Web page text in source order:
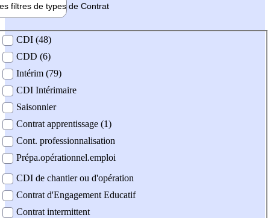
filtres de types de Contrat
contrat
CDI (48)
CDD (6)
Intérim (79)
CDI Intérimaire
Saisonnier
Contrat apprentissage (1)
Cont. professionnalisation
Prépa.opérationnel.emploi
CDI de chantier ou d'opération
Contrat d'Engagement Educatif
Contrat intermittent